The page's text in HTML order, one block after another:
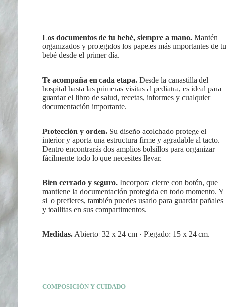
Los documentos de tu bebé, siempre a mano. Mantén
organizados y protegidos los papeles más importantes de tu
bebé desde el primer día.
Te acompaña en cada etapa. Desde la canastilla del
hospital hasta las primeras visitas al pediatra, es ideal para
guardar el libro de salud, recetas, informes y cualquier
documentación importante.
Protección y orden. Su diseño acolchado protege el
interior y aporta una estructura firme y agradable al tacto.
Dentro encontrarás dos amplios bolsillos para organizar
fácilmente todo lo que necesites llevar.
Bien cerrado y seguro. Incorpora cierre con botón, que
mantiene la documentación protegida en todo momento. Y
si lo prefieres, también puedes usarlo para guardar pañales
y toallitas en sus compartimentos.
Medidas. Abierto: 32 x 24 cm · Plegado: 15 x 24 cm.
COMPOSICIÓN Y CUIDADO